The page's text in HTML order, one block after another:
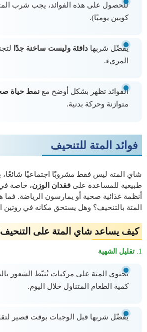
للحصول على هذه الفوائد، يجب شرب
كوبين يوميًا).
يُفضّل شربها دافئة وليست ساخنة جدًا
المريء.
الفوائد تظهر بشكل أوضح مع نمط حياة
متوازنة وحركة بدنية.
فوائد المتة للتنحيف
شاي المتة ليس فقط مشروبًا اجتماعيًا شائعًا،
طبيعية للمساعدة على فقدان الوزن، خاصة
أنظمة غذائية صحية أو يمارسون الرياضة.
المتة بالتنحيف؟ وهل يستحق مكانه في روتين
كيف يساعد شاي المتة على
1. تقليل الشهية
تحتوي المتة على مركبات تُثبّط الشعور
كمية الطعام المتناول خلال اليوم.
يُفضّل شربها قبل الوجبات بوقت قصير